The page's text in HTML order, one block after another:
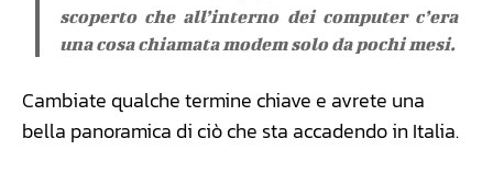
scoperto che all’interno dei computer c’era
una cosa chiamata modem solo da pochi mesi.
Cambiate qualche termine chiave e avrete una
bella panoramica di ciò che sta accadendo in Italia.